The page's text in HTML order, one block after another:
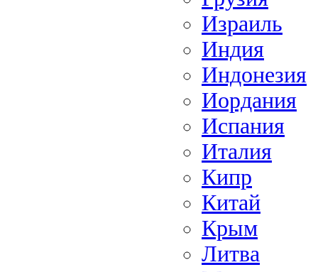
Израиль
Индия
Индонезия
Иордания
Испания
Италия
Кипр
Китай
Крым
Литва